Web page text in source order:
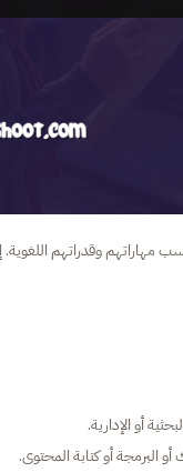
وقدراتهم اللغوية.
أو الإدارية.
البرمجة أو كتابة المحتوى.